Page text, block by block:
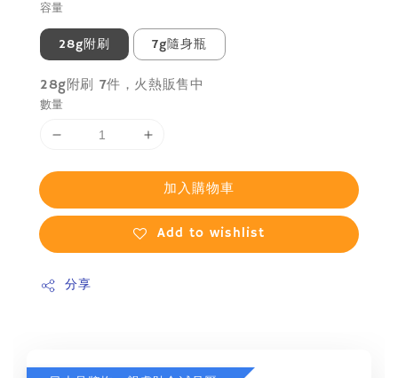
容量
28g附刷 7g隨身瓶
28g附刷 7件，火熱販售中
數量
加入購物車
Add to wishlist
分享